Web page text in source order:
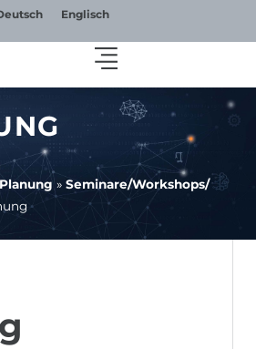
Englisch
» Seminare/​Workshops/​